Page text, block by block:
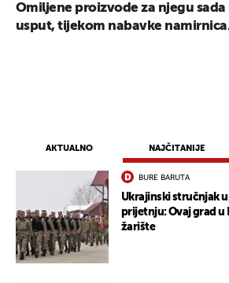
AKTUALNO NAJČITANIJE
BURE BARUTA
Ukrajinski stručnjak
prijetnju: Ovaj grad u
žarište
Omiljene proizvode za njegu
usput, tijekom nabavke